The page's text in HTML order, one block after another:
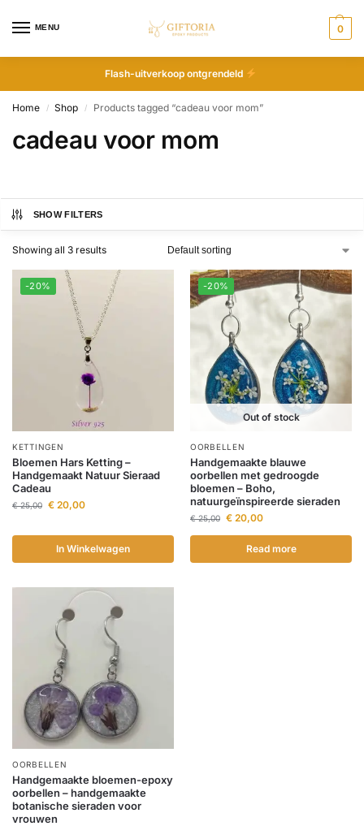
MENU 0
Flash-uitverkoop ontgrendeld
Home / Shop / Products tagged “cadeau voor mom”
cadeau voor mom
SHOW FILTERS
Showing all 3 results
-20%
KETTINGEN
Bloemen Hars Ketting –
Handgemaakt Natuur Sieraad
Cadeau
€25,00 € 20,00
In Winkelwagen
-20%
Out of stock
OORBELLEN
Handgemaakte blauwe
oorbellen met gedroogde
bloemen – Boho,
natuurgeïnspireerde sieraden
€25,00 € 20,00
Read more
OORBELLEN
Handgemaakte bloemen-epoxy
oorbellen – handgemaakte
botanische sieraden voor
vrouwen